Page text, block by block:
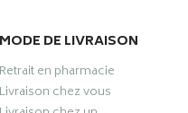
MODE DE LIVRAISON
Retrait en pharmacie
Livraison chez vous